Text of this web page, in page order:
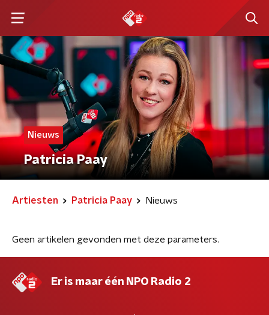
Nieuws
Patricia Paay
Artiesten Patricia Paay Nieuws
Geen artikelen gevonden met deze parameters.
Er is maar één NPO Radio 2